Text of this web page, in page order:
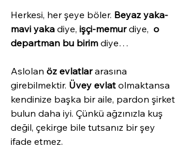
Herkesi, her şeye böler. Beyaz yaka-
mavi yaka diye, işçi-memur diye, o
departman bu birim diye…
Aslolan öz evlatlar arasına
girebilmektir. Üvey evlat olmaktansa
kendinize başka bir aile, pardon şirket
bulun daha iyi. Çünkü ağzınızla kuş
değil, çekirge bile tutsanız bir şey
ifade etmez.